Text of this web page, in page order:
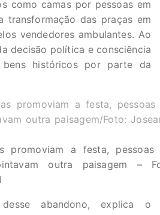
como camas por pessoas em
transformação das praças em
vendedores ambulantes. Ao
decisão política e consciência
históricos por parte da
promoviam a festa, pessoas
outra paisagem –
abandono, explica o